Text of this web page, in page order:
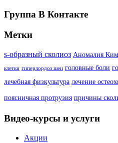
Группа В Контакте
Метки
s-образный сколиоз Аномалия
клетки гиперлордоз шеи головные боли
лечебная физкультура лечение
поясничная протрузия причины
Видео-курсы и услуги
Акции